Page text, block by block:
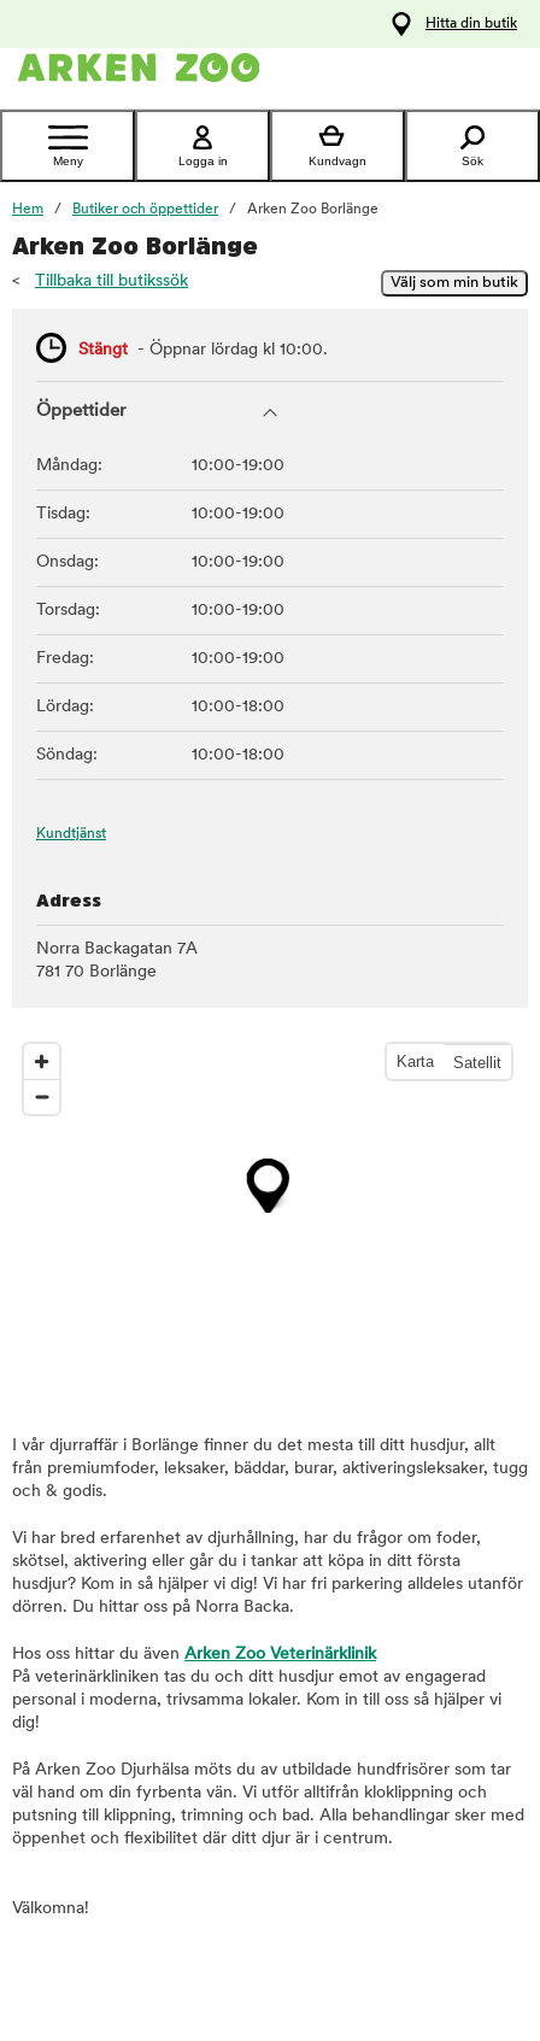
Kontakta
Hitta din butik
Meny Logga in Kundvagn Sök
Hem Butiker och öppettider Arken Zoo Borlänge
I vår djurraffär i Borlänge finner du det mesta till ditt husdjur, allt
från premiumfoder, leksaker, bäddar, burar, aktiveringsleksaker, tugg
och & godis.
Vi har bred erfarenhet av djurhållning, har du frågor om foder,
skötsel, aktivering eller går du i tankar att köpa in ditt första
husdjur? Kom in så hjälper vi dig! Vi har fri parkering alldeles utanför
dörren. Du hittar oss på Norra Backa.
Hos oss hittar du även Arken Zoo Veterinärklinik
På veterinärkliniken tas du och ditt husdjur emot av engagerad
personal i moderna, trivsamma lokaler. Kom in till oss så hjälper vi
dig!
På Arken Zoo Djurhälsa möts du av utbildade hundfrisörer som tar
väl hand om din fyrbenta vän. Vi utför alltifrån kloklippning och
putsning till klippning, trimning och bad. Alla behandlingar sker med
öppenhet och flexibilitet där ditt djur är i centrum.
Välkomna!
Arken Zoo Borlänge
< Tillbaka till butikssök
Stängt - Öppnar lördag kl 10:00.
Öppettider
Måndag: 10:00-19:00
Tisdag: 10:00-19:00
Onsdag: 10:00-19:00
Torsdag: 10:00-19:00
Fredag: 10:00-19:00
Lördag: 10:00-18:00
Söndag: 10:00-18:00
Kundtjänst
Adress
Norra Backagatan 7A
781 70 Borlänge
Karta Satellit